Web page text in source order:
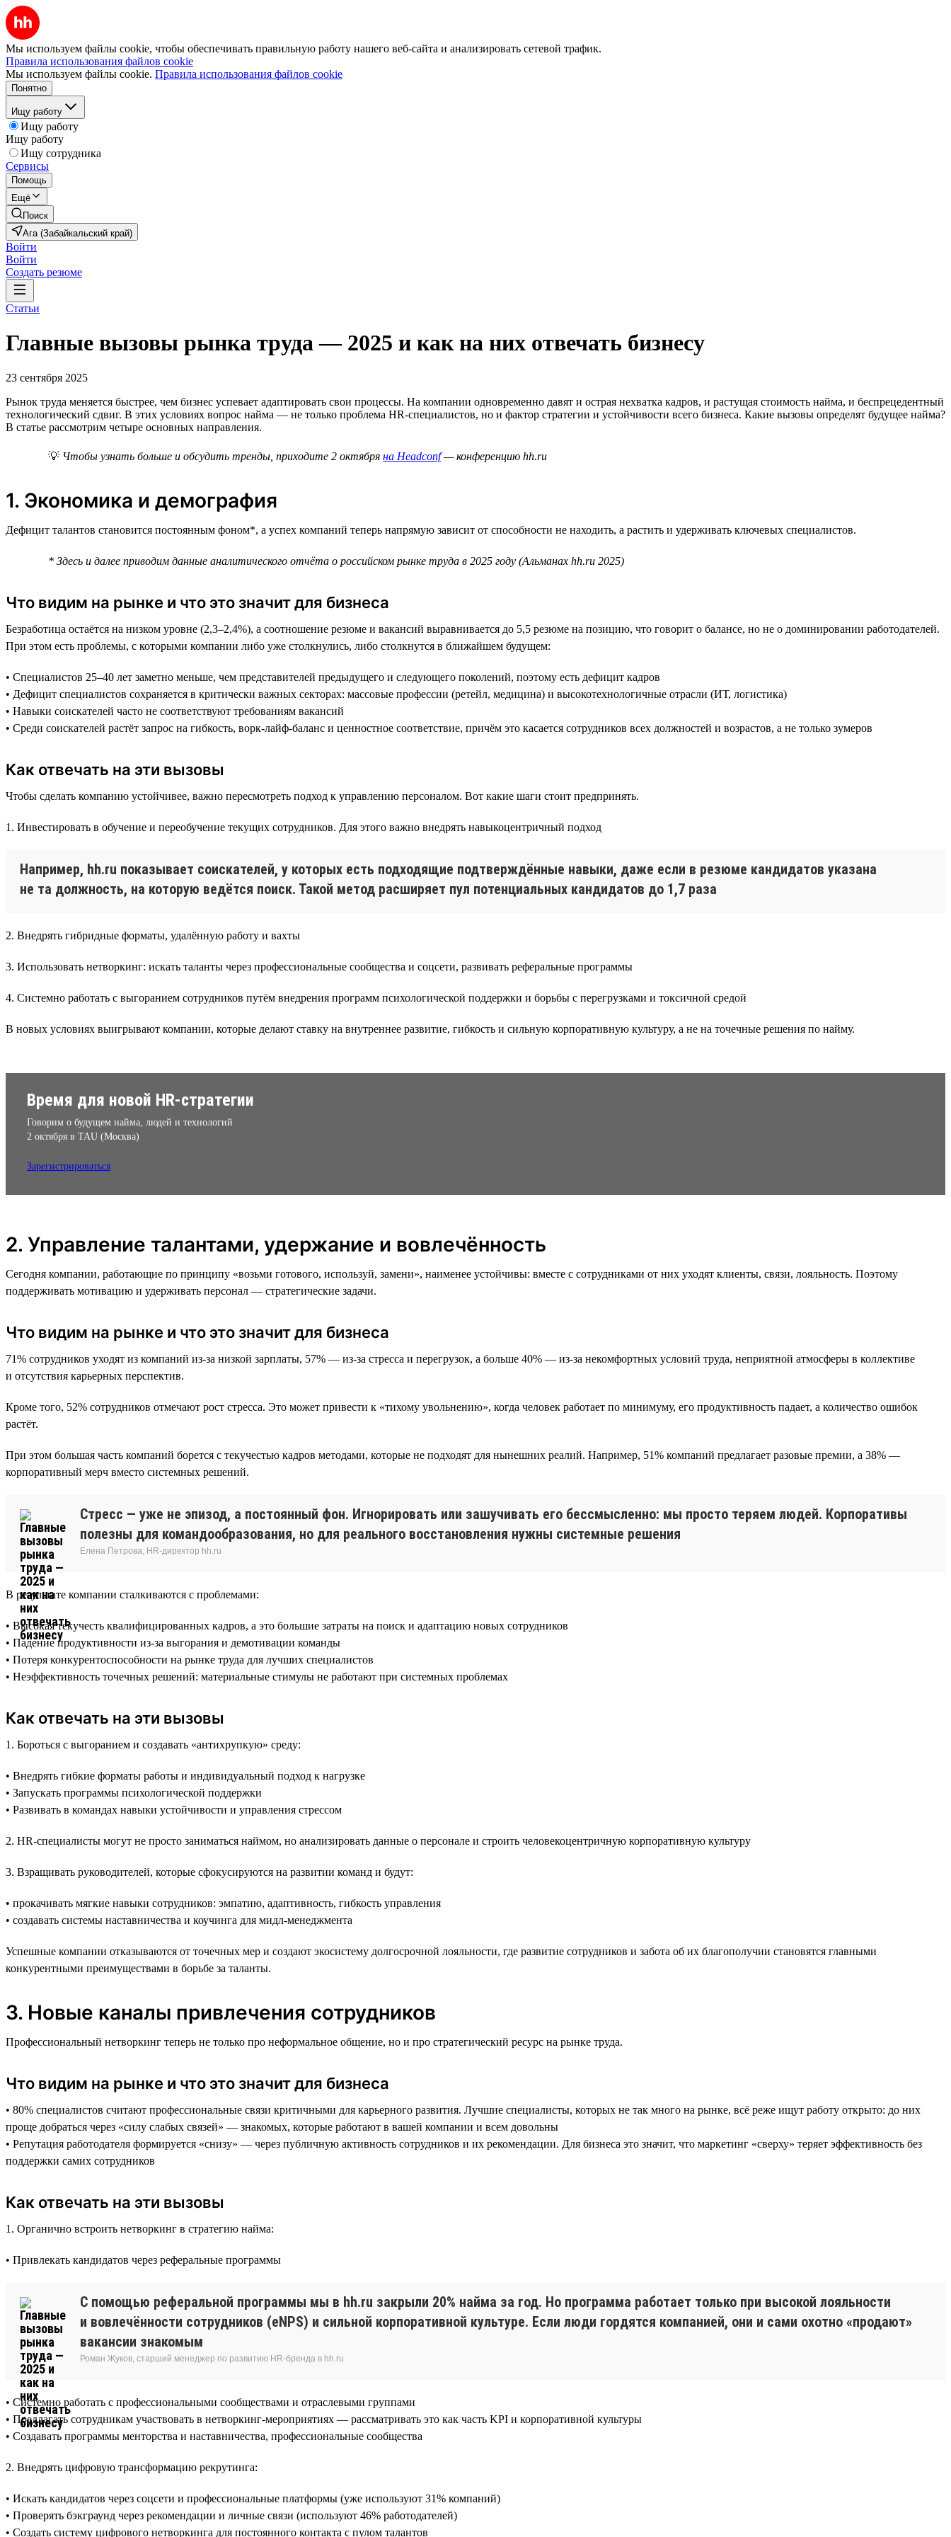
Мы используем файлы cookie, чтобы обеспечивать правильную работу нашего веб-сайта и анализировать сетевой трафик.
Правила использования файлов cookie
Мы используем файлы cookie. Правила использования файлов cookie
Понятно
Ищу работу
Ищу работу
Ищу работу
Ищу сотрудника
Сервисы
Помощь
Ещё
Поиск
Ага (Забайкальский край)
Войти
Войти
Создать резюме
Статьи
Главные вызовы рынка труда — 2025 и как на них отвечать бизнесу
23 сентября 2025
Рынок труда меняется быстрее, чем бизнес успевает адаптировать свои процессы. На компании одновременно давят и острая нехватка кадров, и растущая стоимость найма, и беспрецедентный
технологический сдвиг. В этих условиях вопрос найма — не только проблема HR-специалистов, но и фактор стратегии и устойчивости всего бизнеса. Какие вызовы определят будущее найма?
В статье рассмотрим четыре основных направления.
💡 Чтобы узнать больше и обсудить тренды, приходите 2 октября на Headconf— конференцию hh.ru
1. Экономика и демография
Дефицит талантов становится постоянным фоном*, а успех компаний теперь напрямую зависит от способности не находить, а растить и удерживать ключевых специалистов.
* Здесь и далее приводим данные аналитического отчёта о российском рынке труда в 2025 году (Альманах hh.ru 2025)
Что видим на рынке и что это значит для бизнеса
Безработица остаётся на низком уровне (2,3–2,4%), а соотношение резюме и вакансий выравнивается до 5,5 резюме на позицию, что говорит о балансе, но не о доминировании работодателей.
При этом есть проблемы, с которыми компании либо уже столкнулись, либо столкнутся в ближайшем будущем:
• Специалистов 25–40 лет заметно меньше, чем представителей предыдущего и следующего поколений, поэтому есть дефицит кадров
• Дефицит специалистов сохраняется в критически важных секторах: массовые профессии (ретейл, медицина) и высокотехнологичные отрасли (ИТ, логистика)
• Навыки соискателей часто не соответствуют требованиям вакансий
• Среди соискателей растёт запрос на гибкость, ворк-лайф-баланс и ценностное соответствие, причём это касается сотрудников всех должностей и возрастов, а не только зумеров
Как отвечать на эти вызовы
Чтобы сделать компанию устойчивее, важно пересмотреть подход к управлению персоналом. Вот какие шаги стоит предпринять.
1. Инвестировать в обучение и переобучение текущих сотрудников. Для этого важно внедрять навыкоцентричный подход
Например, hh.ru показывает соискателей, у которых есть подходящие подтверждённые навыки, даже если в резюме кандидатов указана
не та должность, на которую ведётся поиск. Такой метод расширяет пул потенциальных кандидатов до 1,7 раза
2. Внедрять гибридные форматы, удалённую работу и вахты
3. Использовать нетворкинг: искать таланты через профессиональные сообщества и соцсети, развивать реферальные программы
4. Системно работать с выгоранием сотрудников путём внедрения программ психологической поддержки и борьбы с перегрузками и токсичной средой
В новых условиях выигрывают компании, которые делают ставку на внутреннее развитие, гибкость и сильную корпоративную культуру, а не на точечные решения по найму.
Время для новой HR-стратегии
Говорим о будущем найма, людей и технологий
2 октября в TAU (Москва)
Зарегистрироваться
2. Управление талантами, удержание и вовлечённость
Сегодня компании, работающие по принципу «возьми готового, используй, замени», наименее устойчивы: вместе с сотрудниками от них уходят клиенты, связи, лояльность. Поэтому
поддерживать мотивацию и удерживать персонал — стратегические задачи.
Что видим на рынке и что это значит для бизнеса
71% сотрудников уходят из компаний из-за низкой зарплаты, 57% — из-за стресса и перегрузок, а больше 40% — из-за некомфортных условий труда, неприятной атмосферы в коллективе
и отсутствия карьерных перспектив.
Кроме того, 52% сотрудников отмечают рост стресса. Это может привести к «тихому увольнению», когда человек работает по минимуму, его продуктивность падает, а количество ошибок
растёт.
При этом большая часть компаний борется с текучестью кадров методами, которые не подходят для нынешних реалий. Например, 51% компаний предлагает разовые премии, а 38% —
корпоративный мерч вместо системных решений.
Стресс — уже не эпизод, а постоянный фон. Игнорировать или зашучивать его бессмысленно: мы просто теряем людей. Корпоративы
полезны для командообразования, но для реального восстановления нужны системные решения
Елена Петрова, HR-директор hh.ru
В результате компании сталкиваются с проблемами:
• Высокая текучесть квалифицированных кадров, а это большие затраты на поиск и адаптацию новых сотрудников
• Падение продуктивности из-за выгорания и демотивации команды
• Потеря конкурентоспособности на рынке труда для лучших специалистов
• Неэффективность точечных решений: материальные стимулы не работают при системных проблемах
Как отвечать на эти вызовы
1. Бороться с выгоранием и создавать «антихрупкую» среду:
• Внедрять гибкие форматы работы и индивидуальный подход к нагрузке
• Запускать программы психологической поддержки
• Развивать в командах навыки устойчивости и управления стрессом
2. HR-специалисты могут не просто заниматься наймом, но анализировать данные о персонале и строить человекоцентричную корпоративную культуру
3. Взращивать руководителей, которые сфокусируются на развитии команд и будут:
• прокачивать мягкие навыки сотрудников: эмпатию, адаптивность, гибкость управления
• создавать системы наставничества и коучинга для мидл-менеджмента
Успешные компании отказываются от точечных мер и создают экосистему долгосрочной лояльности, где развитие сотрудников и забота об их благополучии становятся главными
конкурентными преимуществами в борьбе за таланты.
3. Новые каналы привлечения сотрудников
Профессиональный нетворкинг теперь не только про неформальное общение, но и про стратегический ресурс на рынке труда.
Что видим на рынке и что это значит для бизнеса
• 80% специалистов считают профессиональные связи критичными для карьерного развития. Лучшие специалисты, которых не так много на рынке, всё реже ищут работу открыто: до них
проще добраться через «силу слабых связей» — знакомых, которые работают в вашей компании и всем довольны
• Репутация работодателя формируется «снизу» — через публичную активность сотрудников и их рекомендации. Для бизнеса это значит, что маркетинг «сверху» теряет эффективность без
поддержки самих сотрудников
Как отвечать на эти вызовы
1. Органично встроить нетворкинг в стратегию найма:
• Привлекать кандидатов через реферальные программы
С помощью реферальной программы мы в hh.ru закрыли 20% найма за год. Но программа работает только при высокой лояльности
и вовлечённости сотрудников (eNPS) и сильной корпоративной культуре. Если люди гордятся компанией, они и сами охотно «продают»
вакансии знакомым
Роман Жуков, старший менеджер по развитию HR-бренда в hh.ru
• Системно работать с профессиональными сообществами и отраслевыми группами
• Предлагать сотрудникам участвовать в нетворкинг-мероприятиях — рассматривать это как часть KPI и корпоративной культуры
• Создавать программы менторства и наставничества, профессиональные сообщества
2. Внедрять цифровую трансформацию рекрутинга:
• Искать кандидатов через соцсети и профессиональные платформы (уже используют 31% компаний)
• Проверять бэкграунд через рекомендации и личные связи (используют 46% работодателей)
• Создать систему цифрового нетворкинга для постоянного контакта с пулом талантов